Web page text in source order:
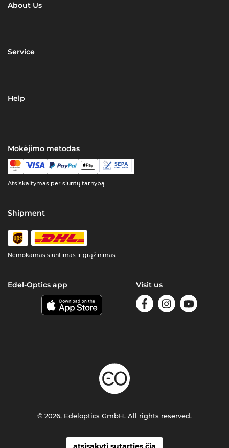
About Us
Service
Help
Mokėjimo metodas
Atsiskaitymas per siuntų tarnybą
Shipment
Nemokamas siuntimas ir grąžinimas
Edel-Optics app Visit us
© 2026, Edeloptics GmbH. All rights reserved.